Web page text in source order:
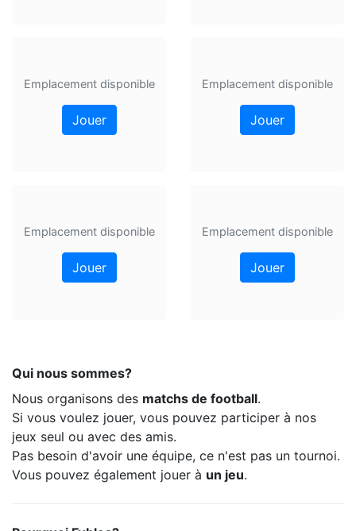
Emplacement disponible
Jouer
Emplacement disponible
Jouer
Emplacement disponible
Jouer
Emplacement disponible
Jouer
Qui nous sommes?
Nous organisons des matchs de football.
Si vous voulez jouer, vous pouvez participer à nos
jeux seul ou avec des amis.
Pas besoin d'avoir une équipe, ce n'est pas un tournoi.
Vous pouvez également jouer à un jeu.